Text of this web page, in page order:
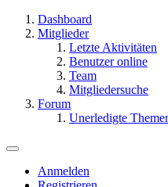
Dashboard
Mitglieder
Letzte Aktivitäten
Benutzer online
Team
Mitgliedersuche
Forum
Unerledigte
Anmelden